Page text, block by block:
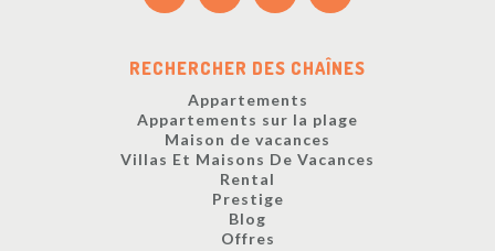
RECHERCHER DES CHAÎNES
Appartements
Appartements sur la plage
Maison de vacances
Villas Et Maisons De Vacances
Rental
Prestige
Blog
Offres